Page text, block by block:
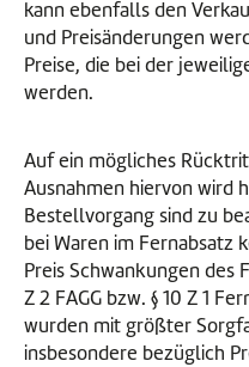
kann ebenfalls den
und Preisänderungen
Preise, die bei der
werden.
Auf ein mögliches
Ausnahmen hiervon wird
Bestellvorgang sind zu
bei Waren im Fernabsatz
Preis Schwankungen des
Z 2 FAGG bzw. § 10 Z 1
wurden mit größter
insbesondere bezüglich